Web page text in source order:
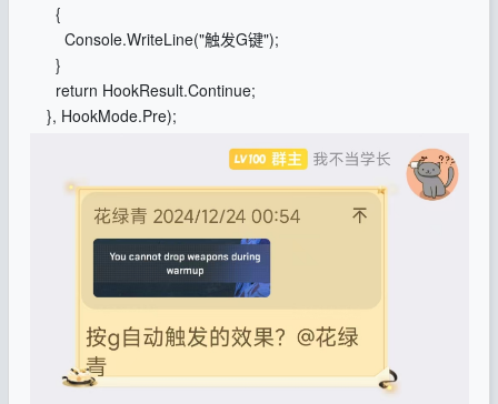
{
Console.WriteLine("触发G键");
}
return HookResult.Continue;
}, HookMode.Pre);